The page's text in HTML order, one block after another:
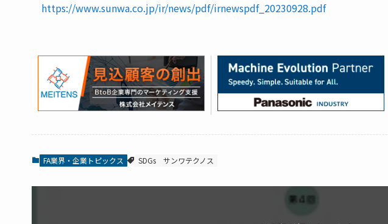
https://www.sunwa.co.jp/ir/news/pdf/irnewspdf_20230928.pdf
FA業界・企業トピックス SDGs サンワテクノス